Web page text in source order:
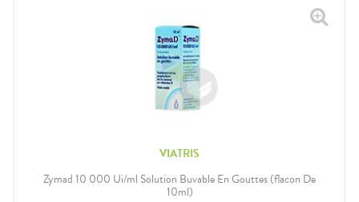
VIATRIS
Zymad 10 000 Ui/ml Solution Buvable En Gouttes (flacon De
10ml)